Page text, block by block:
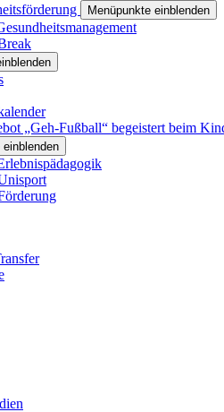
Menüpunkte einblenden
„Geh-Fußball“ begeistert beim
einblenden